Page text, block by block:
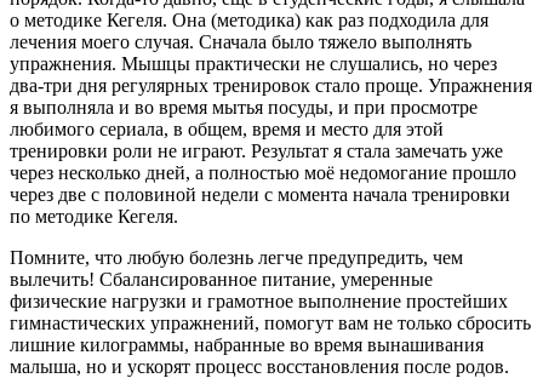
о методике Кегеля. Она (методика) как раз подходила для
лечения моего случая. Сначала было тяжело выполнять
упражнения. Мышцы практически не слушались, но через
два-три дня регулярных тренировок стало проще. Упражнения
я выполняла и во время мытья посуды, и при просмотре
любимого сериала, в общем, время и место для этой
тренировки роли не играют. Результат я стала замечать уже
через несколько дней, а полностью моё недомогание прошло
через две с половиной недели с момента начала тренировки
по методике Кегеля.
Помните, что любую болезнь легче предупредить, чем
вылечить! Сбалансированное питание, умеренные
физические нагрузки и грамотное выполнение простейших
гимнастических упражнений, помогут вам не только сбросить
лишние килограммы, набранные во время вынашивания
малыша, но и ускорят процесс восстановления после родов.